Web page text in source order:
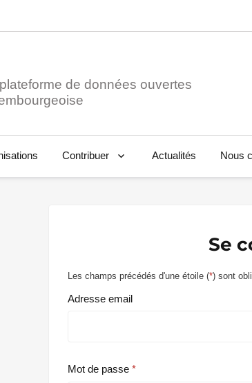
de données ouvertes
Contribuer Actualités Nous
Se
Les champs précédés d'une étoile (*) sont
Adresse email
Mot de passe